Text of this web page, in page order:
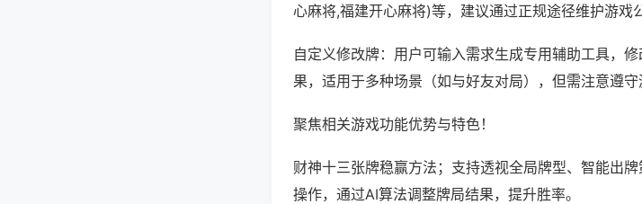
心麻将,福建开心麻将)等，建议通过正规途径维护游戏
自定义修改牌：用户可输入需求生成专用辅助工具，
果，适用于多种场景（如与好友对局），但需注意遵守
聚焦相关游戏功能优势与特色！
财神十三张牌稳赢方法；支持透视全局牌型、智能出
操作，通过AI算法调整牌局结果，提升胜率。